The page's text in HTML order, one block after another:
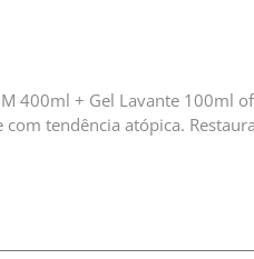
400ml + Gel Lavante 100ml
tendência atópica.